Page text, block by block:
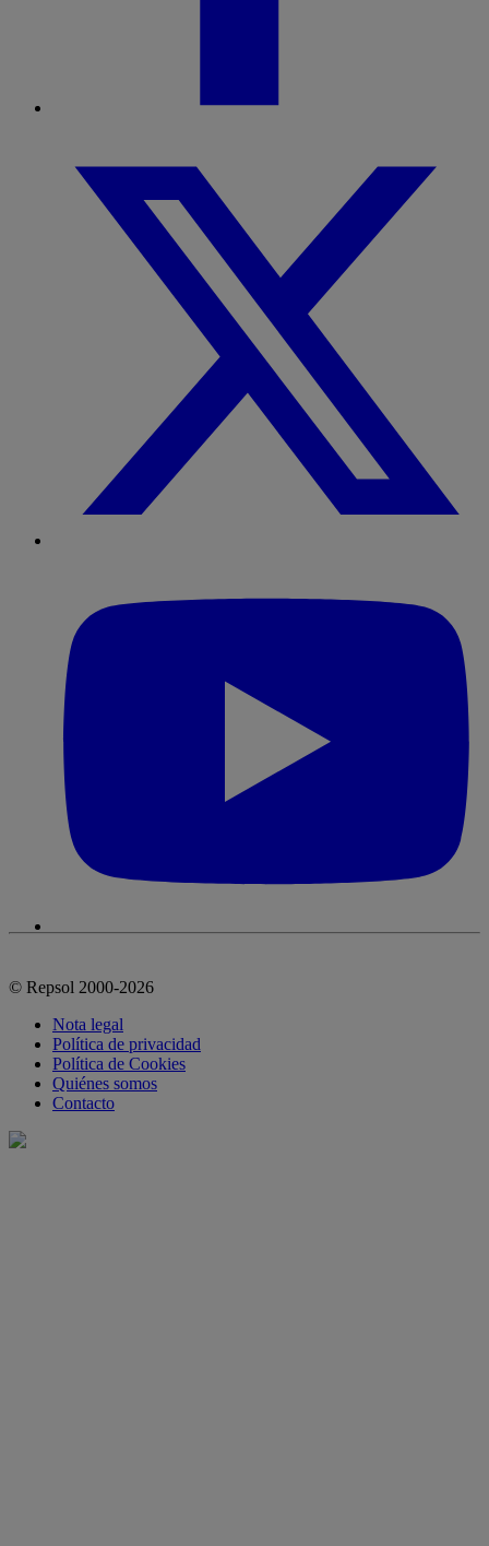
© Repsol 2000-2026
Nota legal
Política de privacidad
Política de Cookies
Quiénes somos
Contacto